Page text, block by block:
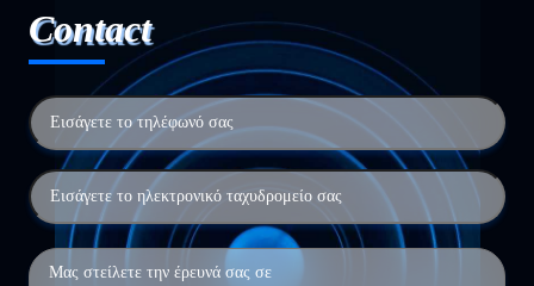
Contact